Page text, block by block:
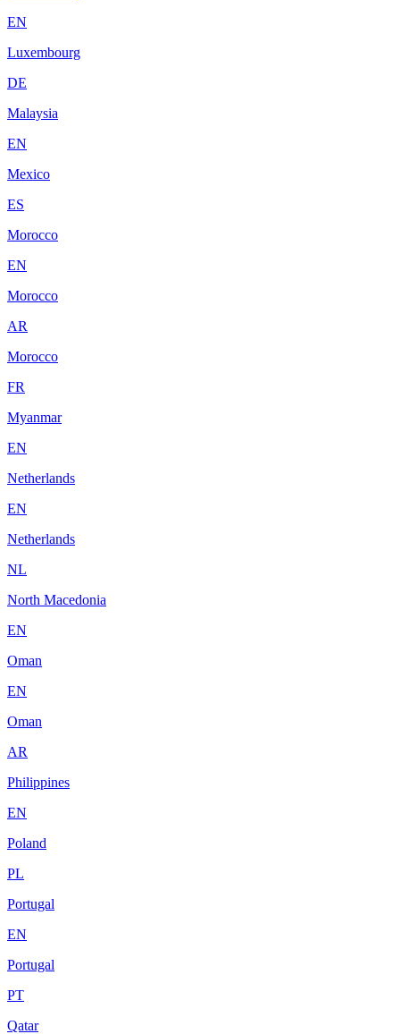
EN
Luxembourg
DE
Malaysia
EN
Mexico
ES
Morocco
EN
Morocco
AR
Morocco
FR
Myanmar
EN
Netherlands
EN
Netherlands
NL
North Macedonia
EN
Oman
EN
Oman
AR
Philippines
EN
Poland
PL
Portugal
EN
Portugal
PT
Qatar